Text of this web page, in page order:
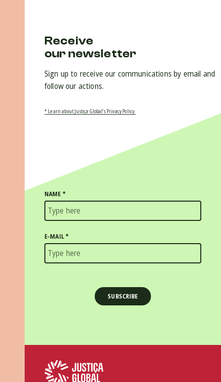
Receive
our newsletter
Sign up to receive our communications by email and
follow our actions.
* Learn about Justiça Global’s Privacy Policy.
NAME *
E-MAIL*